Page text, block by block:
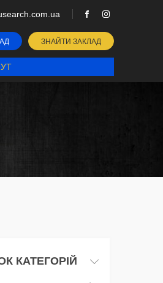
ЗНАЙТИ ЗАКЛАД
КАТЕГОРІЙ